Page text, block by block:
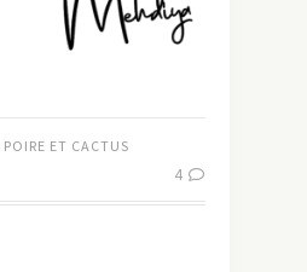
POIRE ET CACTUS
4